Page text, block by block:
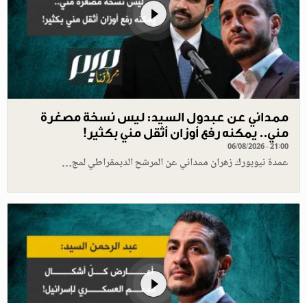
ممداني عن عبدول السيد: ليس نسخة مصغرة
مني.. يمكنه رفع أوزان أثقل مني بكثير!
06/08/2026 - 21:00
عمدة نيويورك زهران ممداني عن المرشح الديمقراطي لمج…